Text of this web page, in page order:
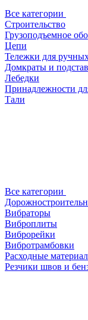
Все категории
Строительство
Грузоподъемное
Цепи
Тележки для
Домкраты и
Лебедки
Принадлежности
Тали
Все категории
Вибраторы
Виброплиты
Виброрейки
Вибротрамбовки
Расходные
Резчики швов и